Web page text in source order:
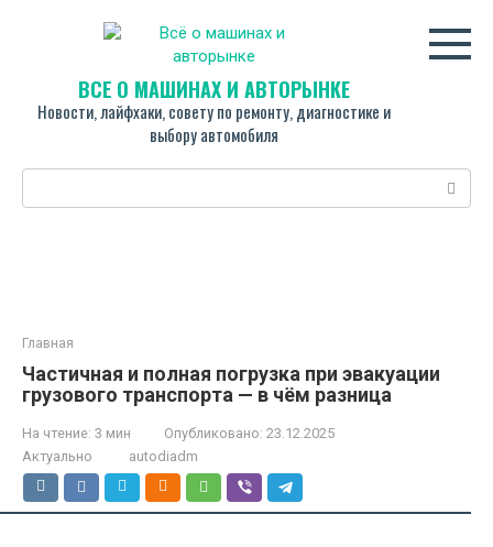
ВСЁ О МАШИНАХ И АВТОРЫНКЕ
Новости, лайфхаки, совету по ремонту, диагностике и
выбору автомобиля
Поиск:
Главная
Частичная и полная погрузка при эвакуации
грузового транспорта — в чём разница
На чтение: 3 мин Опубликовано: 23.12.2025
Актуально
autodiadm